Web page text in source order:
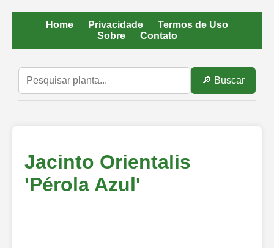
Home Privacidade
Termos de Uso
Sobre
Contato
🔎 Buscar
Jacinto Orientalis
'Pérola Azul'